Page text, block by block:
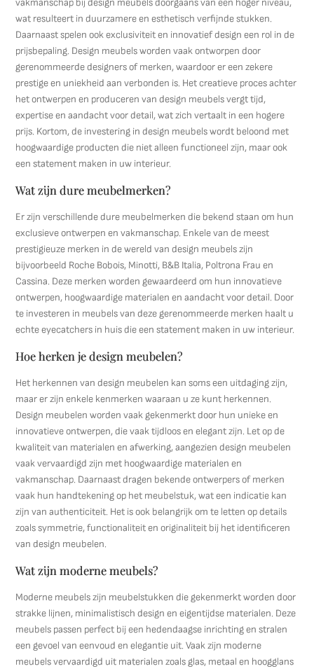
vakmanschap bij design meubels doorgaans van een hoger niveau,
wat resulteert in duurzamere en esthetisch verfijnde stukken.
Daarnaast spelen ook exclusiviteit en innovatief design een rol in de
prijsbepaling. Design meubels worden vaak ontworpen door
gerenommeerde designers of merken, waardoor er een zekere
prestige en uniekheid aan verbonden is. Het creatieve proces achter
het ontwerpen en produceren van design meubels vergt tijd,
expertise en aandacht voor detail, wat zich vertaalt in een hogere
prijs. Kortom, de investering in design meubels wordt beloond met
hoogwaardige producten die niet alleen functioneel zijn, maar ook
een statement maken in uw interieur.
Wat zijn dure meubelmerken?
Er zijn verschillende dure meubelmerken die bekend staan om hun
exclusieve ontwerpen en vakmanschap. Enkele van de meest
prestigieuze merken in de wereld van design meubels zijn
bijvoorbeeld Roche Bobois, Minotti, B&B Italia, Poltrona Frau en
Cassina. Deze merken worden gewaardeerd om hun innovatieve
ontwerpen, hoogwaardige materialen en aandacht voor detail. Door
te investeren in meubels van deze gerenommeerde merken haalt u
echte eyecatchers in huis die een statement maken in uw interieur.
Hoe herken je design meubelen?
Het herkennen van design meubelen kan soms een uitdaging zijn,
maar er zijn enkele kenmerken waaraan u ze kunt herkennen.
Design meubelen worden vaak gekenmerkt door hun unieke en
innovatieve ontwerpen, die vaak tijdloos en elegant zijn. Let op de
kwaliteit van materialen en afwerking, aangezien design meubelen
vaak vervaardigd zijn met hoogwaardige materialen en
vakmanschap. Daarnaast dragen bekende ontwerpers of merken
vaak hun handtekening op het meubelstuk, wat een indicatie kan
zijn van authenticiteit. Het is ook belangrijk om te letten op details
zoals symmetrie, functionaliteit en originaliteit bij het identificeren
van design meubelen.
Wat zijn moderne meubels?
Moderne meubels zijn meubelstukken die gekenmerkt worden door
strakke lijnen, minimalistisch design en eigentijdse materialen. Deze
meubels passen perfect bij een hedendaagse inrichting en stralen
een gevoel van eenvoud en elegantie uit. Vaak zijn moderne
meubels vervaardigd uit materialen zoals glas, metaal en hoogglans